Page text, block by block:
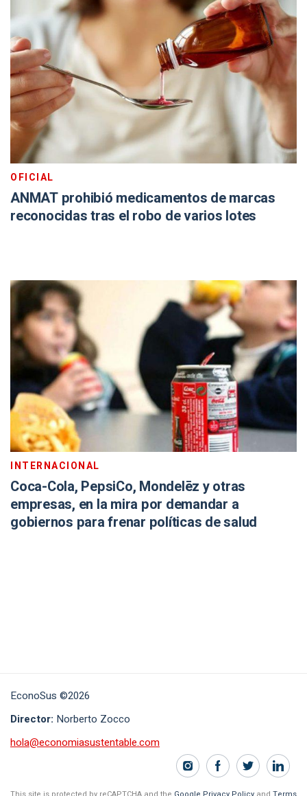
OFICIAL
ANMAT prohibió medicamentos de marcas
reconocidas tras el robo de varios lotes
INTERNACIONAL
Coca-Cola, PepsiCo, Mondelēz y otras
empresas, en la mira por demandar a
gobiernos para frenar políticas de salud
EconoSus ©2026
Director: Norberto Zocco
hola@economiasustentable.com